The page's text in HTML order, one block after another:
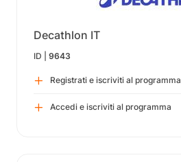
Decathlon IT
ID | 9643
Registrati e iscriviti al programma
Accedi e iscriviti al programma